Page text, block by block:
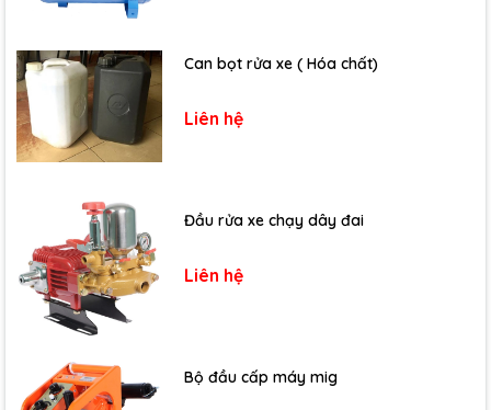
Can bọt rửa xe ( Hóa chất)
Liên hệ
Đầu rửa xe chạy dây đai
Liên hệ
Bộ đầu cấp máy mig